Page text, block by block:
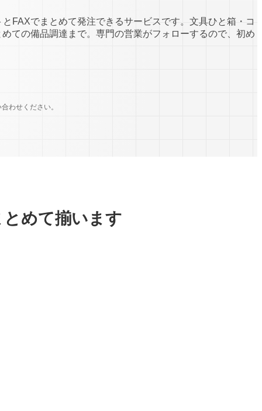
FAXでまとめて発注できるサービスです。文具ひと箱・コ
ての備品調達まで。専門の営業がフォローするので、初め
わせください。
めて揃います